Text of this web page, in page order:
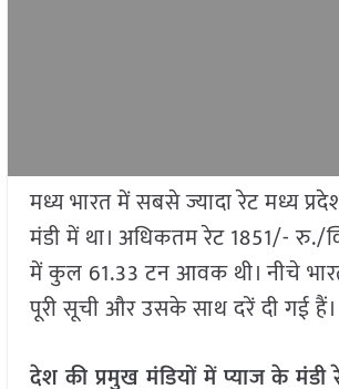
मध्य भारत में सबसे ज्यादा रेट मध्य
मंडी में था। अधिकतम रेट 1851/- रु./
में कुल 61.33 टन आवक थी। नीचे
पूरी सूची और उसके साथ दरें दी गई हैं।
देश की प्रमुख मंडियों में प्याजके